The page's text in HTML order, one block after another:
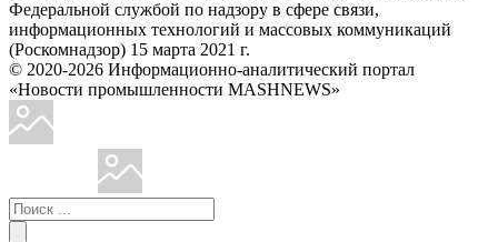
Федеральной службой по надзору в сфере связи,
информационных технологий и массовых коммуникаций
(Роскомнадзор) 15 марта 2021 г.
© 2020-2026 Информационно-аналитический портал
«Новости промышленности MASHNEWS»